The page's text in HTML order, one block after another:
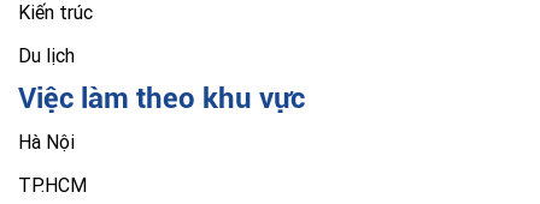
Kiến trúc
Du lịch
Việc làm theo khu vực
Hà Nội
TP.HCM